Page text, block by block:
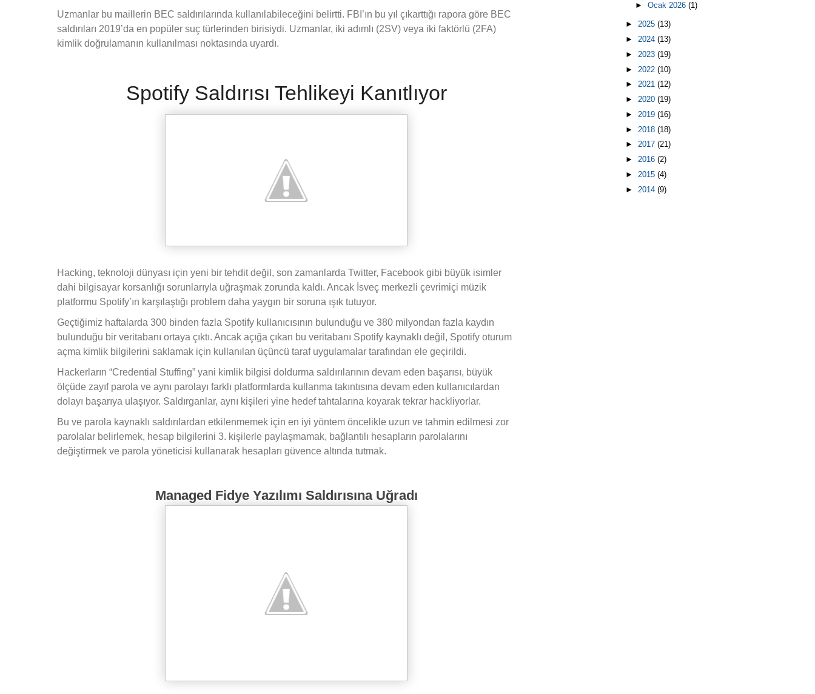
Uzmanlar bu maillerin BEC saldırılarında kullanılabileceğini belirtti. FBI’ın bu yıl çıkarttığı rapora göre BEC
saldırıları 2019’da en popüler suç türlerinden birisiydi. Uzmanlar, iki adımlı (2SV) veya iki faktörlü (2FA)
kimlik doğrulamanın kullanılması noktasında uyardı.
Spotify Saldırısı Tehlikeyi Kanıtlıyor
Hacking, teknoloji dünyası için yeni bir tehdit değil, son zamanlarda Twitter, Facebook gibi büyük isimler
dahi bilgisayar korsanlığı sorunlarıyla uğraşmak zorunda kaldı. Ancak İsveç merkezli çevrimiçi müzik
platformu Spotify’ın karşılaştığı problem daha yaygın bir soruna ışık tutuyor.
Geçtiğimiz haftalarda 300 binden fazla Spotify kullanıcısının bulunduğu ve 380 milyondan fazla kaydın
bulunduğu bir veritabanı ortaya çıktı. Ancak açığa çıkan bu veritabanı Spotify kaynaklı değil, Spotify oturum
açma kimlik bilgilerini saklamak için kullanılan üçüncü taraf uygulamalar tarafından ele geçirildi.
Hackerların “Credential Stuffing” yani kimlik bilgisi doldurma saldırılarının devam eden başarısı, büyük
ölçüde zayıf parola ve aynı parolayı farklı platformlarda kullanma takıntısına devam eden kullanıcılardan
dolayı başarıya ulaşıyor. Saldırganlar, aynı kişileri yine hedef tahtalarına koyarak tekrar hackliyorlar.
Bu ve parola kaynaklı saldırılardan etkilenmemek için en iyi yöntem öncelikle uzun ve tahmin edilmesi zor
parolalar belirlemek, hesap bilgilerini 3. kişilerle paylaşmamak, bağlantılı hesapların parolalarını
değiştirmek ve parola yöneticisi kullanarak hesapları güvence altında tutmak.
Managed Fidye Yazılımı Saldırısına Uğradı
► Ocak 2026 (1)
► 2025 (13)
► 2024 (13)
► 2023 (19)
► 2022 (10)
► 2021 (12)
► 2020 (19)
► 2019 (16)
► 2018 (18)
► 2017 (21)
► 2016 (2)
► 2015 (4)
► 2014 (9)